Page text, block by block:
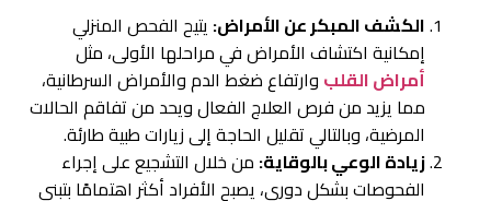
الكشف المبكر عن الأمراض: يتيح الفحص المنزلي
إمكانية اكتشاف الأمراض في مراحلها الأولى، مثل
أمراض القلب وارتفاع ضغط الدم والأمراض السرطانية،
مما يزيد من فرص العلاج الفعال ويحد من تفاقم الحالات
المرضية، وبالتالي تقليل الحاجة إلى زيارات طبية طارئة.
زيادة الوعي بالوقاية: من خلال التشجيع على إجراء
الفحوصات بشكل دوري، يصبح الأفراد أكثر اهتمامًا بتبني